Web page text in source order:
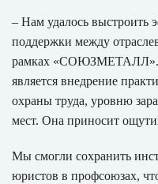
– Нам удалось выстроить
поддержки между
рамках «СОЮЗМЕТАЛЛ».
является внедрение
охраны труда, уровню
мест. Она приносит
Мы смогли сохранить
юристов в профсоюзах,